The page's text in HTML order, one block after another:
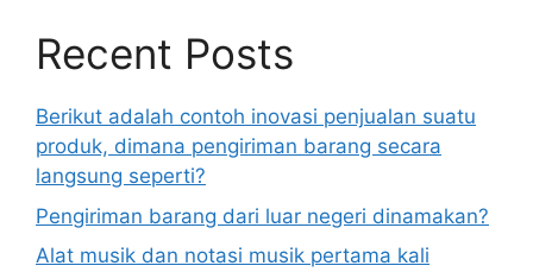
Recent Posts
Berikut adalah contoh inovasi penjualan suatu
produk, dimana pengiriman barang secara
langsung seperti?
Pengiriman barang dari luar negeri dinamakan?
Alat musik dan notasi musik pertama kali